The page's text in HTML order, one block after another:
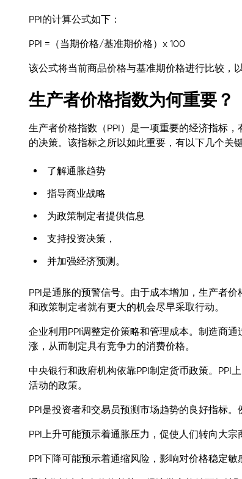
PPI的计算公式如下：
PPI =（当期价格/基准期价格）x 100
该公式将当前商品价格与基准期价格进行比较，
生产者价格指数为何重要？
生产者价格指数（PPI）是一项重要的经济指标
的决策。该指标之所以如此重要，有以下几个关
了解通胀趋势
指导商业战略
为政策制定者提供信息
支持投资决策，
并加强经济预测。
PPI是通胀的预警信号。由于成本增加，生产者
和政策制定者就有更大的机会尽早采取行动。
企业利用PPI调整定价策略和管理成本。制造商
涨，从而制定具有竞争力的消费价格。
中央银行和政府机构依靠PPI制定货币政策。PPI
活动的政策。
PPI是投资者和交易员预测市场趋势的良好指标。
PPI上升可能预示着通胀压力，促使人们转向大宗
PPI下降可能预示着通缩风险，影响对价格稳定敏